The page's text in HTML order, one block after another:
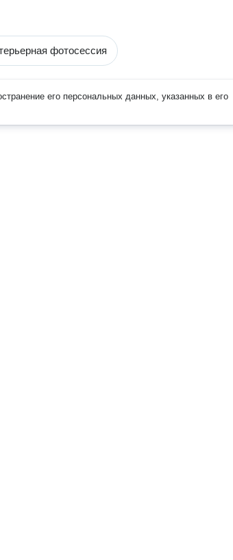
фотосессия
его персональных данных, указанных в его